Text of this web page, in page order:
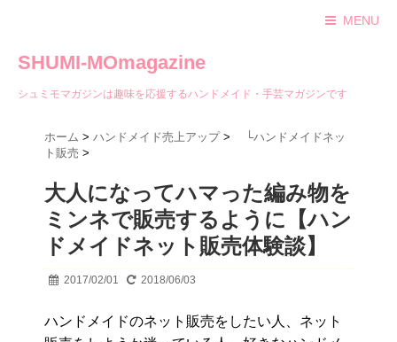
MENU
SHUMI-MOmagazine
シュミモマガジンは趣味を応援するハンドメイド・手芸マガジンです
ホーム > ハンドメイド売上アップ >
└ハンドメイドネッ
ト販売 >
大人になってハマった編み物を
ミンネで販売するように【ハン
ドメイドネット販売体験談】
2017/02/01 2018/06/03
ハンドメイドのネット販売をしたい人、ネット